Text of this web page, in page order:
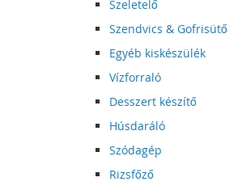
Szeletelő
Szendvics & Gofrisütő
Egyéb kiskészülék
Vízforraló
Desszert készítő
Húsdaráló
Szódagép
Rizsfőző